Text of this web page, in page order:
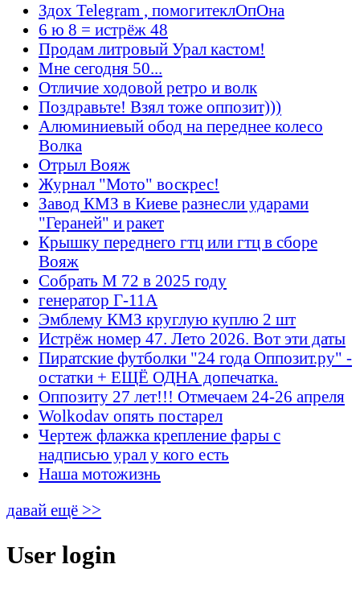
Здох Telegram , помогитеклОпОна
6 ю 8 = истрёж 48
Продам литровый Урал кастом!
Мне сегодня 50...
Отличие ходовой ретро и волк
Поздравьте! Взял тоже оппозит)))
Алюминиевый обод на переднее колесо
Волка
Отрыл Вояж
Журнал "Мото" воскрес!
Завод КМЗ в Киеве разнесли ударами
"Гераней" и ракет
Крышку переднего гтц или гтц в сборе
Вояж
Собрать М 72 в 2025 году
генератор Г-11А
Эмблему КМЗ круглую куплю 2 шт
Истрёж номер 47. Лето 2026. Вот эти даты
Пиратские футболки "24 года Оппозит.ру" -
остатки + ЕЩЁ ОДНА допечатка.
Оппозиту 27 лет!!! Отмечаем 24-26 апреля
Wolkodav опять постарел
Чертеж флажка крепление фары с
надписью урал у кого есть
Наша мотожизнь
давай ещё >>
User login